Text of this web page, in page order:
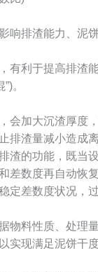
响排渣能力、泥
有利于提高排渣
。
会加大沉渣厚度
排渣量减小造成
渣的功能，既当
差数度再自动恢
定差数度状况，
物料性质、处理
实现满足泥饼干